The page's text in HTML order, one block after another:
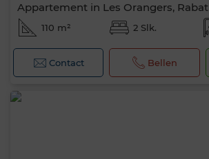
Appartement in Les Orangers, Rabat
110 m² 2 Slk.
Contact Bellen